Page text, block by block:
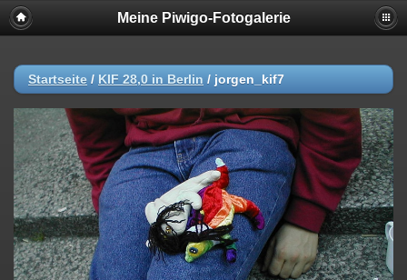
Meine Piwigo-Fotogalerie
Startseite / KIF 28,0 in Berlin / jorgen_kif7